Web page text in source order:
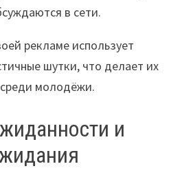
в сети.
рекламе использует
шутки, что делает их
молодёжи.
и